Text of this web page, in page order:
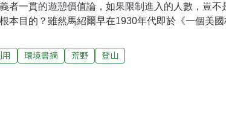
者一貫的遊憩價值論，如果限制進入的人數，豈不
本目的？雖然馬紹爾早在1930年代即於《一個美
以及教育訪客荒野倫理的需要，但真正的管理作為
，也就是戶外活動大行其道之時，才實際進入政府
環境書摘 荒野 登山